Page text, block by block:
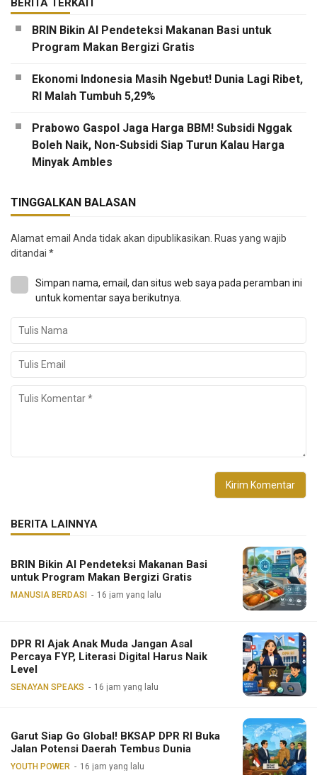
BERITA TERKAIT
BRIN Bikin AI Pendeteksi Makanan Basi untuk
Program Makan Bergizi Gratis
Ekonomi Indonesia Masih Ngebut! Dunia Lagi Ribet,
RI Malah Tumbuh 5,29%
Prabowo Gaspol Jaga Harga BBM! Subsidi Nggak
Boleh Naik, Non-Subsidi Siap Turun Kalau Harga
Minyak Ambles
TINGGALKAN BALASAN
Alamat email Anda tidak akan dipublikasikan. Ruas yang wajib
ditandai *
Simpan nama, email, dan situs web saya pada peramban ini
untuk komentar saya berikutnya.
BERITA LAINNYA
BRIN Bikin AI Pendeteksi Makanan Basi
untuk Program Makan Bergizi Gratis
MANUSIA BERDASI 16 jam yang lalu
DPR RI Ajak Anak Muda Jangan Asal
Percaya FYP, Literasi Digital Harus Naik
Level
SENAYAN SPEAKS 16 jam yang lalu
Garut Siap Go Global! BKSAP DPR RI Buka
Jalan Potensi Daerah Tembus Dunia
YOUTH POWER 16 jam yang lalu